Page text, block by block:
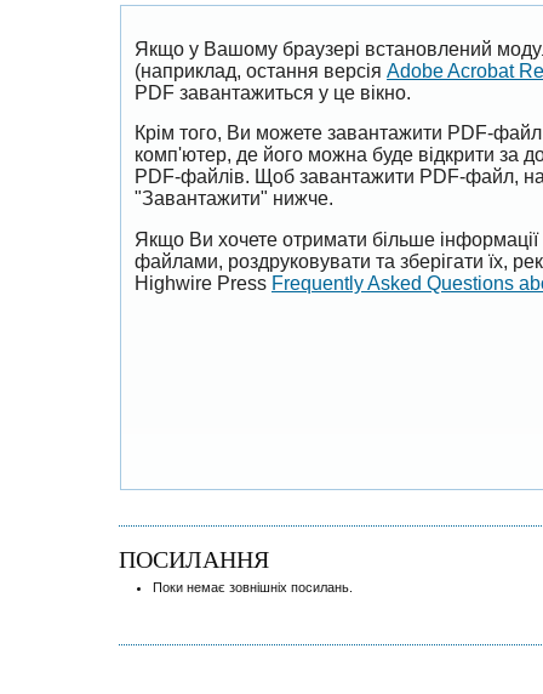
Якщо у Вашому браузері встановлений
(наприклад, остання версія Adobe Acrobat
PDF завантажиться у це вікно.
Крім того, Ви можете завантажити PDF-
комп'ютер, де його можна буде відкрити за
PDF-файлів. Щоб завантажити PDF-файл,
"Завантажити" нижче.
Якщо Ви хочете отримати більше
файлами, роздруковувати та зберігати їх,
Highwire Press Frequently Asked Questions
ПОСИЛАННЯ
Поки немає зовнішніх посилань.